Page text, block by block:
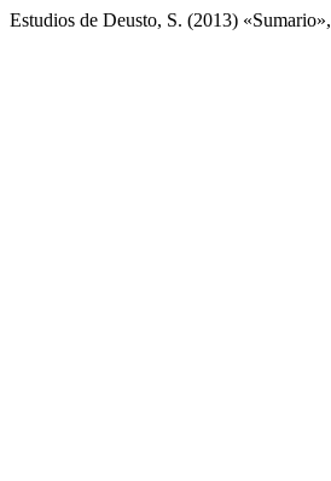
Estudios de Deusto, S. (2013) «Sumario»,